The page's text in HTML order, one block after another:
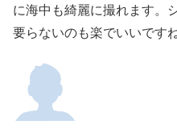
に海中も綺麗に撮れます。
要らないのも楽でいいです